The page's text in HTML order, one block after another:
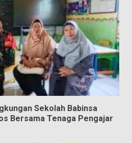
Sekolah Babinsa
Bersama Tenaga Pengajar